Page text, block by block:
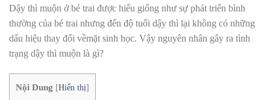
Dậy thì muộn ở bé trai được hiểu giống như sự phát triển bình
thường của bé trai nhưng đến độ tuổi dậy thì lại không có những
dấu hiệu thay đổi vềmặt sinh học. Vậy nguyên nhân gây ra tình
trạng dậy thì muộn là gì?
Nội Dung [Hiển thị]